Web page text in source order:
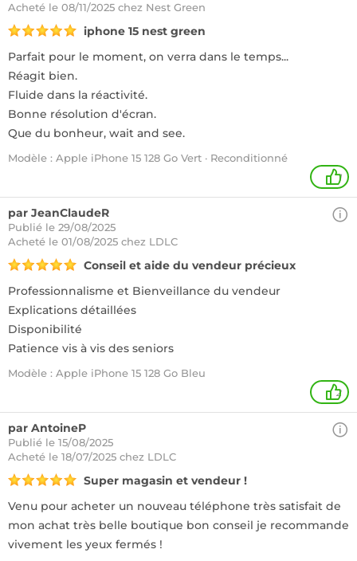
Acheté le 08/11/2025 chez Nest Green
iphone 15 nest green
Parfait pour le moment, on verra dans le temps...
Réagit bien.
Fluide dans la réactivité.
Bonne résolution d'écran.
Que du bonheur, wait and see.
Modèle : Apple iPhone 15 128 Go Vert · Reconditionné
1
par JeanClaudeR
Publié le 29/08/2025
Acheté le 01/08/2025 chez LDLC
Conseil et aide du vendeur précieux
Professionnalisme et Bienveillance du vendeur
Explications détaillées
Disponibilité
Patience vis à vis des seniors
Modèle : Apple iPhone 15 128 Go Bleu
2
par AntoineP
Publié le 15/08/2025
Acheté le 18/07/2025 chez LDLC
Super magasin et vendeur !
Venu pour acheter un nouveau téléphone très satisfait de
mon achat très belle boutique bon conseil je recommande
vivement les yeux fermés !